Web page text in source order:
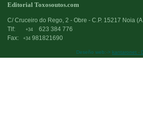
Editorial Toxosoutos.com
C/ Cruceiro do Rego, 2 - Obre - C.P. 15217 Noia
Tlf:
+34
623 384 776
Fax:
+34 981821690
Deseño web:-> kantaronet -